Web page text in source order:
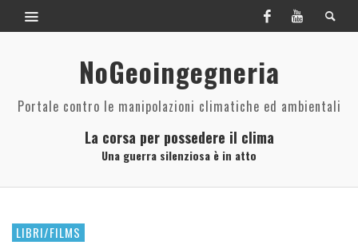
NoGeoingegneria
Portale contro le manipolazioni climatiche ed ambientali
La corsa per possedere il clima
Una guerra silenziosa è in atto
LIBRI/FILMS